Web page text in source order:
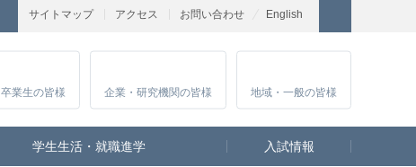
サイトマップ アクセス お問い合わせ English
卒業生の皆様 企業・研究機関の皆様 地域・一般の皆様
学生生活・就職進学 入試情報